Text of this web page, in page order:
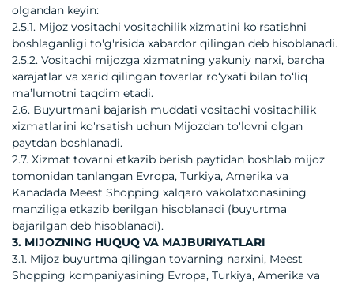
olgandan keyin:
2.5.1. Mijoz vositachi vositachilik xizmatini ko'rsatishni
boshlaganligi to'g'risida xabardor qilingan deb hisoblanadi.
2.5.2. Vositachi mijozga xizmatning yakuniy narxi, barcha
xarajatlar va xarid qilingan tovarlar roʻyxati bilan toʻliq
maʼlumotni taqdim etadi.
2.6. Buyurtmani bajarish muddati vositachi vositachilik
xizmatlarini ko'rsatish uchun Mijozdan to'lovni olgan
paytdan boshlanadi.
2.7. Xizmat tovarni etkazib berish paytidan boshlab mijoz
tomonidan tanlangan Evropa, Turkiya, Amerika va
Kanadada Meest Shopping xalqaro vakolatxonasining
manziliga etkazib berilgan hisoblanadi (buyurtma
bajarilgan deb hisoblanadi).
3. MIJOZNING HUQUQ VA MAJBURIYATLARI
3.1. Mijoz buyurtma qilingan tovarning narxini, Meest
Shopping kompaniyasining Evropa, Turkiya, Amerika va